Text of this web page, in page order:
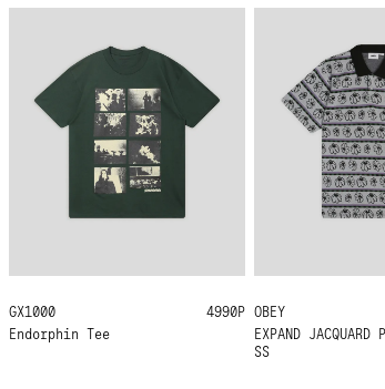
GX1000
Endorphin Tee
L XL 4990Р OBEY
EXPAND JACQUARD
SS
S